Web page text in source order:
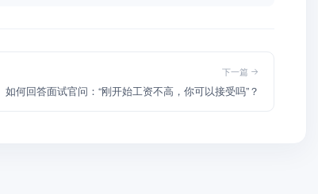
下一篇
如何回答面试官问：“刚开始工资不高，你可以接受吗”？